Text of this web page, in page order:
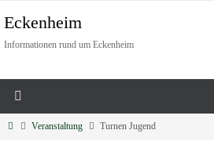
Eckenheim
Informationen rund um Eckenheim
Veranstaltung Turnen Jugend